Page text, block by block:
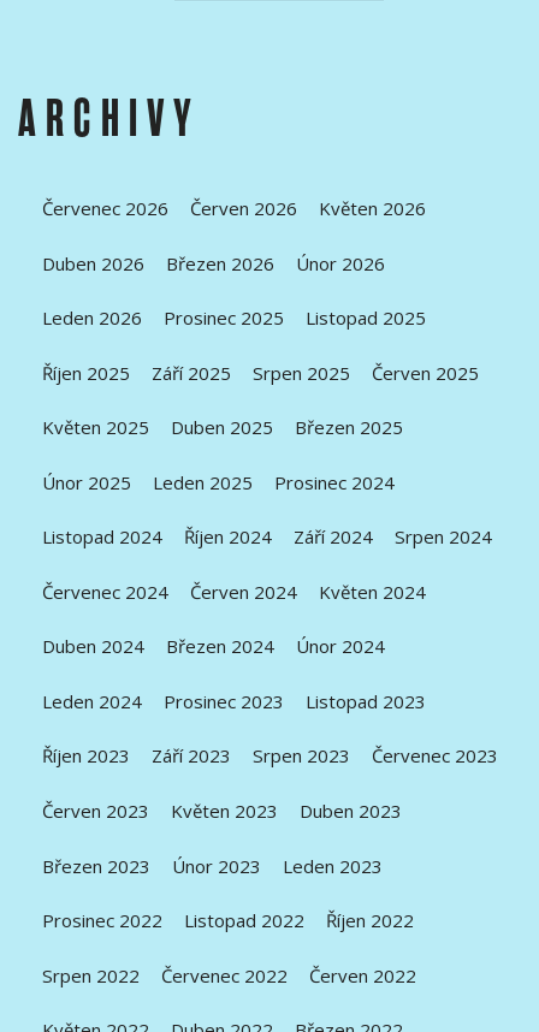
ARCHIVY
Červenec 2026 Červen 2026 Květen 2026
Duben 2026 Březen 2026 Únor 2026
Leden 2026 Prosinec 2025 Listopad 2025
Říjen 2025 Září 2025 Srpen 2025 Červen 2025
Květen 2025 Duben 2025 Březen 2025
Únor 2025 Leden 2025 Prosinec 2024
Listopad 2024 Říjen 2024 Září 2024 Srpen 2024
Červenec 2024 Červen 2024 Květen 2024
Duben 2024 Březen 2024 Únor 2024
Leden 2024 Prosinec 2023 Listopad 2023
Říjen 2023 Září 2023 Srpen 2023 Červenec 2023
Červen 2023 Květen 2023 Duben 2023
Březen 2023 Únor 2023 Leden 2023
Prosinec 2022 Listopad 2022 Říjen 2022
Srpen 2022 Červenec 2022 Červen 2022